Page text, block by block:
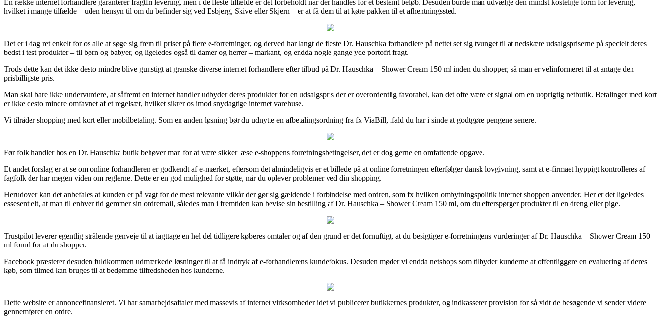
En række internet forhandlere garanterer fragtfri levering, men i de fleste tilfælde er det forbeholdt når der handles for et bestemt beløb. Desuden burde man udvælge den mindst kostelige form for levering,
hvilket i mange tilfælde – uden hensyn til om du befinder sig ved Esbjerg, Skive eller Skjern – er at få dem til at køre pakken til et afhentningssted.
Det er i dag ret enkelt for os alle at søge sig frem til priser på flere e-forretninger, og derved har langt de fleste Dr. Hauschka forhandlere på nettet set sig tvunget til at nedskære udsalgspriserne på specielt deres
bedst i test produkter – til børn og babyer, og ligeledes også til damer og herrer – markant, og endda nogle gange yde portofri fragt.
Trods dette kan det ikke desto mindre blive gunstigt at granske diverse internet forhandlere efter tilbud på Dr. Hauschka – Shower Cream 150 ml inden du shopper, så man er velinformeret til at antage den
prisbilligste pris.
Man skal bare ikke undervurdere, at såfremt en internet handler udbyder deres produkter for en udsalgspris der er overordentlig favorabel, kan det ofte være et signal om en uoprigtig netbutik. Betalinger med kort
er ikke desto mindre omfavnet af et regelsæt, hvilket sikrer os imod snydagtige internet varehuse.
Vi tilråder shopping med kort eller mobilbetaling. Som en anden løsning bør du udnytte en afbetalingsordning fra fx ViaBill, ifald du har i sinde at godtgøre pengene senere.
Før folk handler hos en Dr. Hauschka butik behøver man for at være sikker læse e-shoppens forretningsbetingelser, det er dog gerne en omfattende opgave.
Et andet forslag er at se om online forhandleren er godkendt af e-mærket, eftersom det almindeligvis er et billede på at online forretningen efterfølger dansk lovgivning, samt at e-firmaet hyppigt kontrolleres af
fagfolk der har megen viden om reglerne. Dette er en god mulighed for støtte, når du oplever problemer ved din shopping.
Herudover kan det anbefales at kunden er på vagt for de mest relevante vilkår der gør sig gældende i forbindelse med ordren, som fx hvilken ombytningspolitik internet shoppen anvender. Her er det ligeledes
essesentielt, at man til enhver tid gemmer sin ordremail, således man i fremtiden kan bevise sin bestilling af Dr. Hauschka – Shower Cream 150 ml, om du efterspørger produkter til en dreng eller pige.
Trustpilot leverer egentlig strålende genveje til at iagttage en hel del tidligere køberes omtaler og af den grund er det fornuftigt, at du besigtiger e-forretningens vurderinger af Dr. Hauschka – Shower Cream 150
ml forud for at du shopper.
Facebook præsterer desuden fuldkommen udmærkede løsninger til at få indtryk af e-forhandlerens kundefokus. Desuden møder vi endda netshops som tilbyder kunderne at offentliggøre en evaluering af deres
køb, som tilmed kan bruges til at bedømme tilfredsheden hos kunderne.
Dette website er annoncefinansieret. Vi har samarbejdsaftaler med massevis af internet virksomheder idet vi publicerer butikkernes produkter, og indkasserer provision for så vidt de besøgende vi sender videre
gennemfører en ordre.